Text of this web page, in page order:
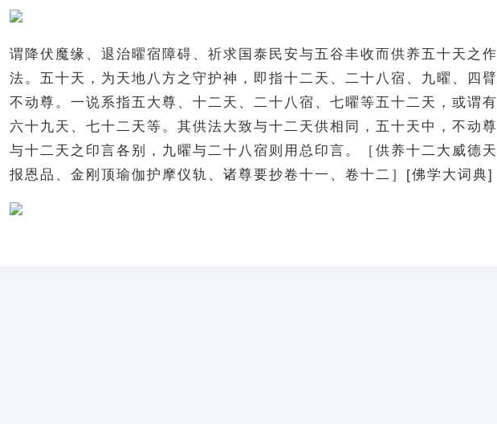
谓降伏魔缘、退治曜宿障碍、祈求国泰民安与五谷丰收而供养五十天之作
法。五十天，为天地八方之守护神，即指十二天、二十八宿、九曜、四臂
不动尊。一说系指五大尊、十二天、二十八宿、七曜等五十二天，或谓有
六十九天、七十二天等。其供法大致与十二天供相同，五十天中，不动尊
与十二天之印言各别，九曜与二十八宿则用总印言。［供养十二大威德天
报恩品、金刚顶瑜伽护摩仪轨、诸尊要抄卷十一、卷十二］[佛学大词典]